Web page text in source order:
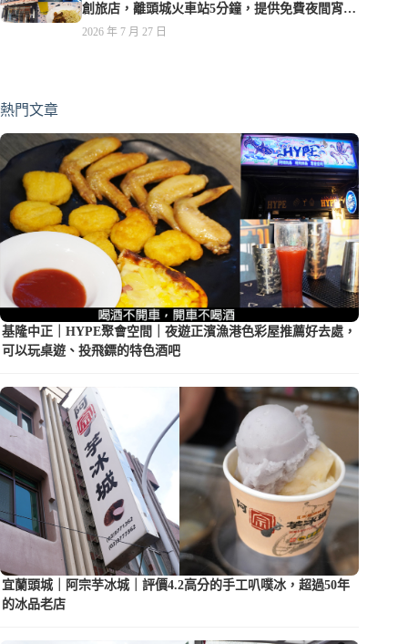
創旅店，離頭城火車站5分鐘，提供免費夜間宵
夜，親子遊戲空間
2026 年 7 月 27 日
熱門文章
基隆中正｜HYPE聚會空間｜夜遊正濱漁港色彩屋推薦好去處，
可以玩桌遊、投飛鏢的特色酒吧
宜蘭頭城｜阿宗芋冰城｜評價4.2高分的手工叭噗冰，超過50年
的冰品老店